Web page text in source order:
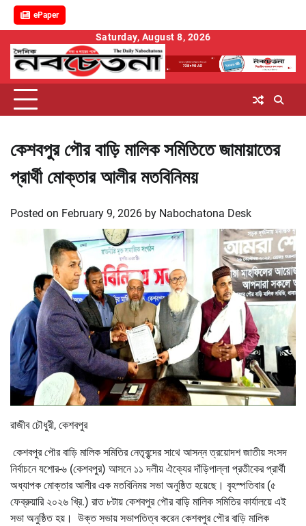
ePaper
content
Saturday, August 8, 2026
কেশবপুর পৌর বাড়ি মালিক সমিতিতে জামায়াতের
প্রার্থী মোক্তার আলীর মতবিনিময়
Posted on February 9, 2026 by Nabochatona Desk
রাজীব চৌধুরী, কেশবপুর
কেশবপুর পৌর বাড়ি মালিক সমিতির নেতৃবৃন্দের সাথে আসন্ন ত্রয়োদশ জাতীয় সংসদ
নির্বাচনে যশোর-৬ (কেশবপুর) আসনে ১১ দলীয় ঐক্যের দাঁড়িপাল্লা প্রতীকের প্রার্থী
অধ্যাপক মোক্তার আলীর এক মতবিনিময় সভা অনুষ্ঠিত হয়েছে। বৃহস্পতিবার (৫
ফেব্রুয়ারি ২০২৬ খ্রি.) রাত ৮টায় কেশবপুর পৌর বাড়ি মালিক সমিতির কার্যালয়ে এই
সভা অনুষ্ঠিত হয়। উক্ত সভায় সভাপতিত্ব করেন কেশবপুর পৌর বাড়ি মালিক